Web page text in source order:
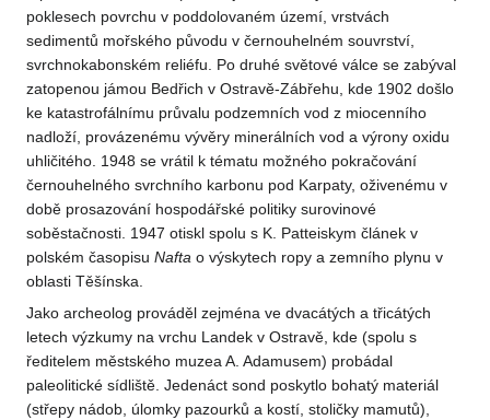
poklesech povrchu v poddolovaném území, vrstvách
sedimentů mořského původu v černouhelném souvrství,
svrchnokabonském reliéfu. Po druhé světové válce se zabýval
zatopenou jámou Bedřich v Ostravě-Zábřehu, kde 1902 došlo
ke katastrofálnímu průvalu podzemních vod z miocenního
nadloží, provázenému vývěry minerálních vod a výrony oxidu
uhličitého. 1948 se vrátil k tématu možného pokračování
černouhelného svrchního karbonu pod Karpaty, oživenému v
době prosazování hospodářské politiky surovinové
soběstačnosti. 1947 otiskl spolu s K. Patteiskym článek v
polském časopisu Nafta o výskytech ropy a zemního plynu v
oblasti Těšínska.
Jako archeolog prováděl zejména ve dvacátých a třicátých
letech výzkumy na vrchu Landek v Ostravě, kde (spolu s
ředitelem městského muzea A. Adamusem) probádal
paleolitické sídliště. Jedenáct sond poskytlo bohatý materiál
(střepy nádob, úlomky pazourků a kostí, stoličky mamutů),